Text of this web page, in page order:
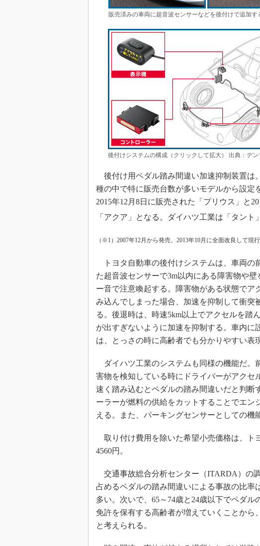
販売済みの車両に超音波センサーなどを後付けで追加
後付けシステムの構成（クリックして拡大） 出典：デン
後付け用ペダル踏み間違い加速抑制装置は
種の中で特に販売台数が多いモデルから設定
2015年12月8日に販売された「プリウス」と
「アクア」となる。ダイハツ工業は「タント
（※1）2007年12月から発売。2013年10月に全面改良して現行
トヨタ自動車の後付けシステムは、車両の
た超音波センサーで3m以内にある障害物や
ー音で注意喚起する。障害物がある状態でア
み込んでしまった場合、加速を抑制して衝突
る。後退時は、時速5km以上でアクセルを踏
が出すぎないように加速を抑制する。車内に
は、とっさの時に高齢者でも分かりやすい表
ダイハツ工業のシステムも同様の機能だ。
害物を検知している時にドライバーがアクセ
速く踏み込むとペダルの踏み間違いだと判断
ーラーが燃料の供給をカットすることでエン
える。また、パーキングセンサーとしての機
取り付け費用を除いた希望小売価格は、ト
4560円。
交通事故総合分析センター（ITARDA）の
占めるペダルの踏み間違いによる事故の比率
多い。次いで、65～74歳と24歳以下でペダ
免許を保有する高齢者が増えていくことから
と考えられる。